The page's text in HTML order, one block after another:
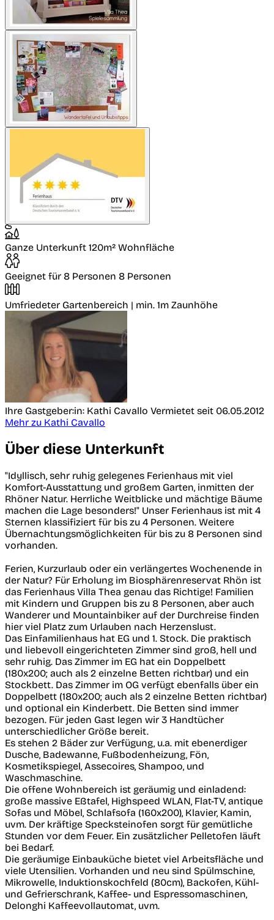
Ganze Unterkunft 120m² Wohnfläche
Geeignet für 8 Personen 8 Personen
Umfriedeter Gartenbereich | min. 1m Zaunhöhe
Ihre Gastgeber:in: Kathi Cavallo Vermietet seit 06.05.2012
Mehr zu Kathi Cavallo
Über diese Unterkunft
"Idyllisch, sehr ruhig gelegenes Ferienhaus mit viel
Komfort-Ausstattung und großem Garten, inmitten der
Rhöner Natur. Herrliche Weitblicke und mächtige Bäume
machen die Lage besonders!" Unser Ferienhaus ist mit 4
Sternen klassifiziert für bis zu 4 Personen. Weitere
Übernachtungsmöglichkeiten für bis zu 8 Personen sind
vorhanden.
Ferien, Kurzurlaub oder ein verlängertes Wochenende in
der Natur? Für Erholung im Biosphärenreservat Rhön ist
das Ferienhaus Villa Thea genau das Richtige! Familien
mit Kindern und Gruppen bis zu 8 Personen, aber auch
Wanderer und Mountainbiker auf der Durchreise finden
hier viel Platz zum Urlauben nach Herzenslust.
Das Einfamilienhaus hat EG und 1. Stock. Die praktisch
und liebevoll eingerichteten Zimmer sind groß, hell und
sehr ruhig. Das Zimmer im EG hat ein Doppelbett
(180x200; auch als 2 einzelne Betten richtbar) und ein
Stockbett. Das Zimmer im OG verfügt ebenfalls über ein
Doppelbett (180x200; auch als 2 einzelne Betten richtbar)
und optional ein Kinderbett. Die Betten sind immer
bezogen. Für jeden Gast legen wir 3 Handtücher
unterschiedlicher Größe bereit.
Es stehen 2 Bäder zur Verfügung, u.a. mit ebenerdiger
Dusche, Badewanne, Fußbodenheizung, Fön,
Kosmetikspiegel, Assecoires, Shampoo, und
Waschmaschine.
Die offene Wohnbereich ist geräumig und einladend:
große massive Eßtafel, Highspeed WLAN, Flat-TV, antique
Sofas und Möbel, Schlafsofa (160x200), Klavier, Kamin,
uvm. Der kräftige Specksteinofen sorgt für gemütliche
Stunden vor dem Feuer. Ein zusätzlicher Pelletofen läuft
bei Bedarf.
Die geräumige Einbauküche bietet viel Arbeitsfläche und
viele Utensilien. Vorhanden und neu sind Spülmschine,
Mikrowelle, Induktionskochfeld (80cm), Backofen, Kühl-
und Gefrierschrank, Kaffee- und Espressomaschinen,
Delonghi Kaffeevollautomat, uvm.